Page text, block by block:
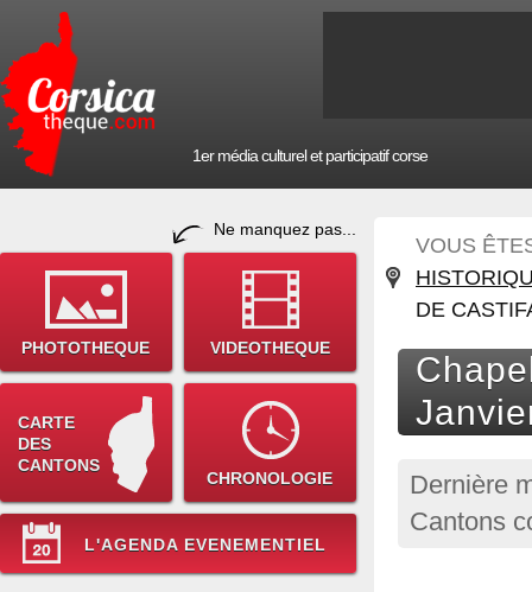
1er média culturel et participatif corse
Ne manquez pas...
PHOTOTHEQUE VIDEOTHEQUE
CARTE
DES
CANTONS
CHRONOLOGIE
L'AGENDA EVENEMENTIEL
VOUS
DE
Dernière
Cantons